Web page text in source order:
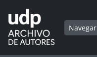
Skip to main content
Navegar